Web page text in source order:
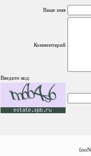
Ваше имя
Комментарий
Введите код: